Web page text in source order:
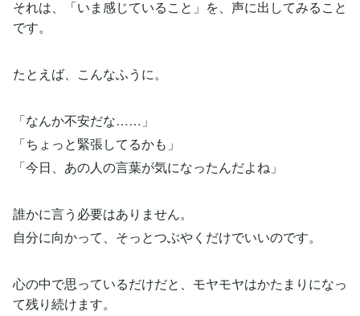
それは、「いま感じていること」を、声に出してみること
です。
たとえば、こんなふうに。
「なんか不安だな……」
「ちょっと緊張してるかも」
「今日、あの人の言葉が気になったんだよね」
誰かに言う必要はありません。
自分に向かって、そっとつぶやくだけでいいのです。
心の中で思っているだけだと、モヤモヤはかたまりになっ
て残り続けます。